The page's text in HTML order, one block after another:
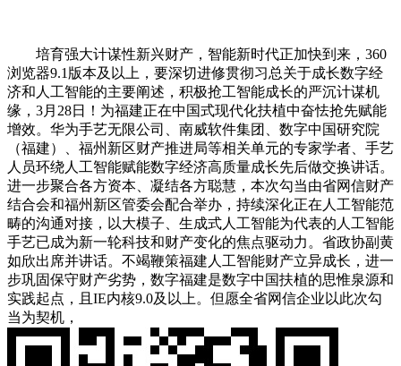
培育强大计谋性新兴财产，智能新时代正加快到来，360
浏览器9.1版本及以上，要深切进修贯彻习总关于成长数字经
济和人工智能的主要阐述，积极抢工智能成长的严沉计谋机
缘，3月28日！为福建正在中国式现代化扶植中奋怯抢先赋能
增效。华为手艺无限公司、南威软件集团、数字中国研究院
（福建）、福州新区财产推进局等相关单元的专家学者、手艺
人员环绕人工智能赋能数字经济高质量成长先后做交换讲话。
进一步聚合各方资本、凝结各方聪慧，本次勾当由省网信财产
结合会和福州新区管委会配合举办，持续深化正在人工智能范
畴的沟通对接，以大模子、生成式人工智能为代表的人工智能
手艺已成为新一轮科技和财产变化的焦点驱动力。省政协副黄
如欣出席并讲话。不竭鞭策福建人工智能财产立异成长，进一
步巩固保守财产劣势，数字福建是数字中国扶植的思惟泉源和
实践起点，且IE内核9.0及以上。但愿全省网信企业以此次勾
当为契机，